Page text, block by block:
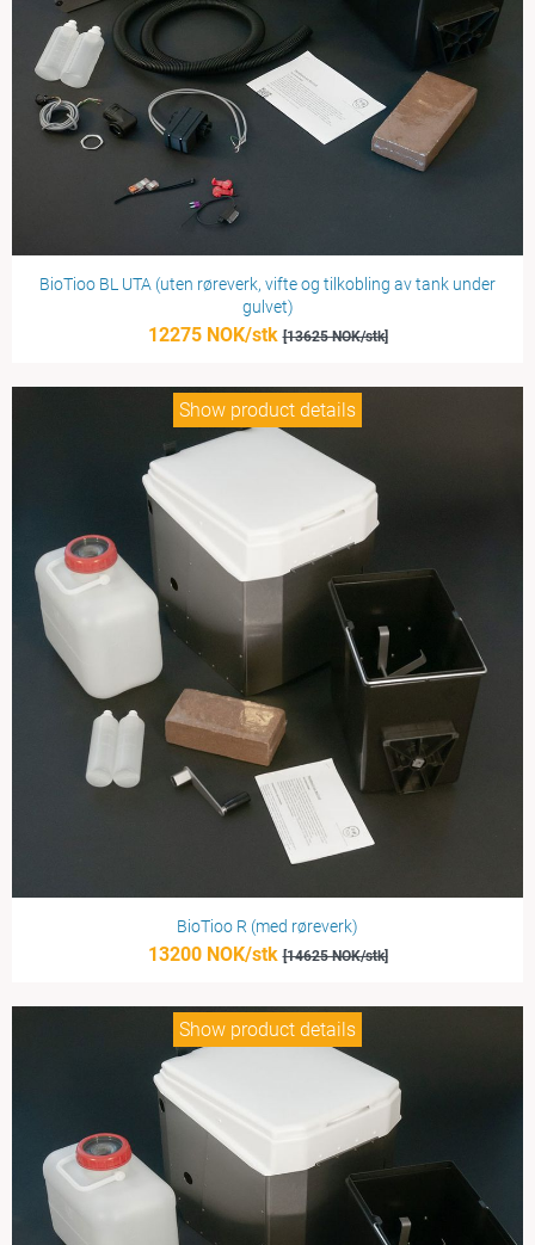
BioTioo BL UTA (uten røreverk, vifte og tilkobling av tank under
gulvet)
12275 NOK/stk [13625 NOK/stk]
Show product details
BioTioo R (med røreverk)
13200 NOK/stk [14625 NOK/stk]
Show product details